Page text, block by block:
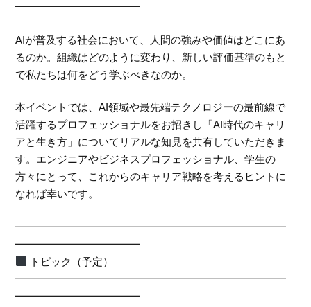
━━━━━━━━━━━━
AIが普及する社会において、人間の強みや価値はどこにあ
るのか。組織はどのように変わり、新しい評価基準のもと
で私たちは何をどう学ぶべきなのか。
本イベントでは、AI領域や最先端テクノロジーの最前線で
活躍するプロフェッショナルをお招きし「AI時代のキャリ
アと生き方」についてリアルな知見を共有していただきま
す。エンジニアやビジネスプロフェッショナル、学生の
方々にとって、これからのキャリア戦略を考えるヒントに
なれば幸いです。
━━━━━━━━━━━━━━━━━━━━━━━━━━
━━━━━━━━━━━━
トピック（予定）
━━━━━━━━━━━━━━━━━━━━━━━━━━
━━━━━━━━━━━━